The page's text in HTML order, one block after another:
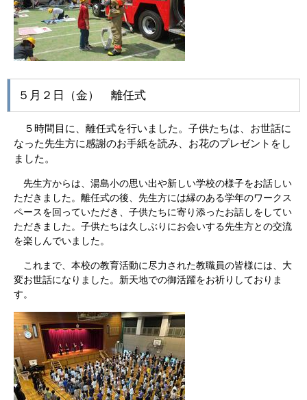
５月２日（金） 離任式
５時間目に、離任式を行いました。子供たちは、お世話に
なった先生方に感謝のお手紙を読み、お花のプレゼントをし
ました。
先生方からは、湯島小の思い出や新しい学校の様子をお話しい
ただきました。離任式の後、先生方には縁のある学年のワークス
ペースを回っていただき、子供たちに寄り添ったお話しをしてい
ただきました。子供たちは久しぶりにお会いする先生方との交流
を楽しんでいました。
これまで、本校の教育活動に尽力された教職員の皆様には、大
変お世話になりました。新天地での御活躍をお祈りしておりま
す。